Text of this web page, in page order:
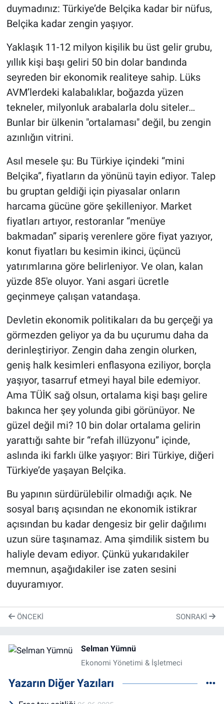
duymadınız: Türkiye’de Belçika kadar bir nüfus,
Belçika kadar zengin yaşıyor.
Yaklaşık 11-12 milyon kişilik bu üst gelir grubu,
yıllık kişi başı geliri 50 bin dolar bandında
seyreden bir ekonomik realiteye sahip. Lüks
AVM’lerdeki kalabalıklar, boğazda yüzen
tekneler, milyonluk arabalarla dolu siteler…
Bunlar bir ülkenin "ortalaması" değil, bu zengin
azınlığın vitrini.
Asıl mesele şu: Bu Türkiye içindeki “mini
Belçika”, fiyatların da yönünü tayin ediyor. Talep
bu gruptan geldiği için piyasalar onların
harcama gücüne göre şekilleniyor. Market
fiyatları artıyor, restoranlar “menüye
bakmadan” sipariş verenlere göre fiyat yazıyor,
konut fiyatları bu kesimin ikinci, üçüncü
yatırımlarına göre belirleniyor. Ve olan, kalan
yüzde 85'e oluyor. Yani asgari ücretle
geçinmeye çalışan vatandaşa.
Devletin ekonomik politikaları da bu gerçeği ya
görmezden geliyor ya da bu uçurumu daha da
derinleştiriyor. Zengin daha zengin olurken,
geniş halk kesimleri enflasyona eziliyor, borçla
yaşıyor, tasarruf etmeyi hayal bile edemiyor.
Ama TÜİK sağ olsun, ortalama kişi başı gelire
bakınca her şey yolunda gibi görünüyor. Ne
güzel değil mi? 10 bin dolar ortalama gelirin
yarattığı sahte bir “refah illüzyonu” içinde,
aslında iki farklı ülke yaşıyor: Biri Türkiye, diğeri
Türkiye’de yaşayan Belçika.
Bu yapının sürdürülebilir olmadığı açık. Ne
sosyal barış açısından ne ekonomik istikrar
açısından bu kadar dengesiz bir gelir dağılımı
uzun süre taşınamaz. Ama şimdilik sistem bu
haliyle devam ediyor. Çünkü yukarıdakiler
memnun, aşağıdakiler ise zaten sesini
duyuramıyor.
ÖNCEKI SONRAKI
Selman Yümnü
Ekonomi Yönetimi & İşletmeci
Yazarın Diğer Yazıları